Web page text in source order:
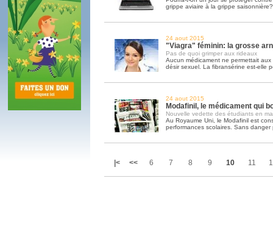
grippe aviaire à la grippe
24 aout 2015
"Viagra" féminin: la grosse
Pas de quoi grimper aux rideaux
Aucun médicament ne permettait
désir sexuel. La fibransérine est-elle
24 aout 2015
Modafinil, le médicament qui
Nouvelle vedette des étudiants en
Au Royaume Uni, le Modafinil est
performances scolaires. Sans danger
|< << 6 7 8 9 10 11